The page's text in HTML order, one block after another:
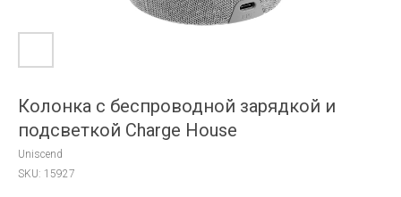
Колонка c беспроводной зарядкой и
подсветкой Charge House
Uniscend
SKU: 15927